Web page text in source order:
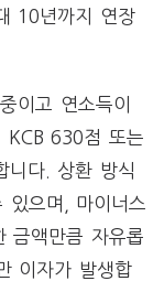
10년까지 연장
이고 연소득이
KCB 630점 또는
니다. 상환 방식
으며, 마이너스
금액만큼 자유롭
이자가 발생합